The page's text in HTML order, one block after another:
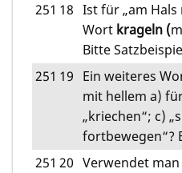
251 18 Ist für „am
Wort krageln (
Bitte
251 19 Ein weiteres
mit hellem a)
„kriechen“; c)
fortbewegen“?
251 20 Verwendet